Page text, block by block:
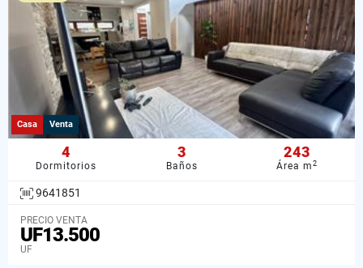
Casa Venta
4
Dormitorios
3
Baños
243
Área m2
9641851
PRECIO VENTA
UF13.500
UF